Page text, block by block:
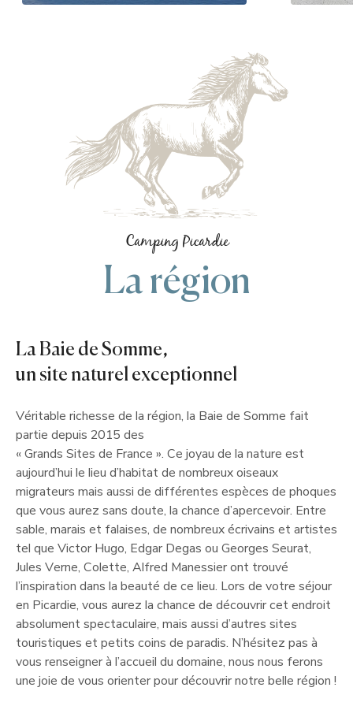
Camping Picardie
La région
La Baie de Somme,
un site naturel exceptionnel
Véritable richesse de la région, la Baie de Somme fait
partie depuis 2015 des
« Grands Sites de France ». Ce joyau de la nature est
aujourd’hui le lieu d’habitat de nombreux oiseaux
migrateurs mais aussi de différentes espèces de phoques
que vous aurez sans doute, la chance d’apercevoir. Entre
sable, marais et falaises, de nombreux écrivains et artistes
tel que Victor Hugo, Edgar Degas ou Georges Seurat,
Jules Verne, Colette, Alfred Manessier ont trouvé
l’inspiration dans la beauté de ce lieu. Lors de votre séjour
en Picardie, vous aurez la chance de découvrir cet endroit
absolument spectaculaire, mais aussi d’autres sites
touristiques et petits coins de paradis. N’hésitez pas à
vous renseigner à l’accueil du domaine, nous nous ferons
une joie de vous orienter pour découvrir notre belle région !